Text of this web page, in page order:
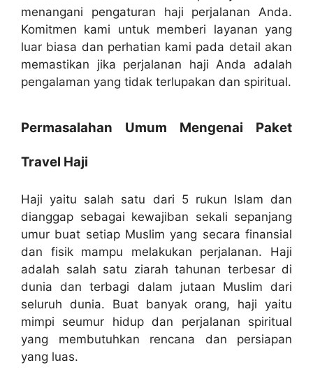
menangani pengaturan haji perjalanan Anda.
Komitmen kami untuk memberi layanan yang
luar biasa dan perhatian kami pada detail akan
memastikan jika perjalanan haji Anda adalah
pengalaman yang tidak terlupakan dan spiritual.
Permasalahan Umum Mengenai Paket
Travel Haji
Haji yaitu salah satu dari 5 rukun Islam dan
dianggap sebagai kewajiban sekali sepanjang
umur buat setiap Muslim yang secara finansial
dan fisik mampu melakukan perjalanan. Haji
adalah salah satu ziarah tahunan terbesar di
dunia dan terbagi dalam jutaan Muslim dari
seluruh dunia. Buat banyak orang, haji yaitu
mimpi seumur hidup dan perjalanan spiritual
yang membutuhkan rencana dan persiapan
yang luas.